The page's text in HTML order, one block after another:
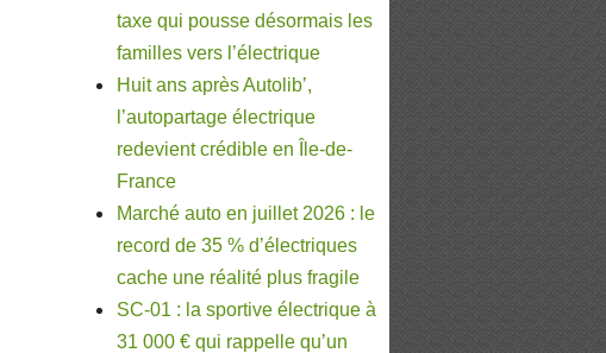
taxe qui pousse désormais les
familles vers l’électrique
Huit ans après Autolib’,
l’autopartage électrique
redevient crédible en Île-de-
France
Marché auto en juillet 2026 : le
record de 35 % d’électriques
cache une réalité plus fragile
SC-01 : la sportive électrique à
31 000 € qui rappelle qu’un